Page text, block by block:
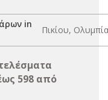
in
Πικίου,
598 από